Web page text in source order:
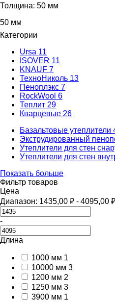
Толщина: 50 мм
50 мм
Категории
Ursa 11
ISOVER 11
KNAUF 7
ТехноНиколь 13
Пеноплэкс 7
RockWool 6
Теплит 29
Кварцевые 26
Базальтовые утеплители
Экструдированный
Утеплители для стен
Утеплители для стен
Показать больше
Фильтр товаров
Цена
Диапазон: 1435,00 ₽ - 4095,00 ₽
-
Длина
1000 мм 1
10000 мм 3
1200 мм 2
1250 мм 3
3900 мм 1